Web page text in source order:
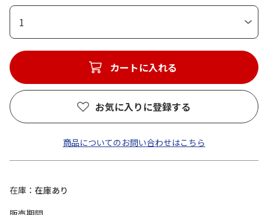
1
カートに入れる
お気に入りに登録する
商品についてのお問い合わせはこちら
在庫
在庫あり